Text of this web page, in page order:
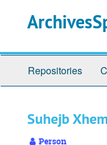
Repositories
Suhejb
Person